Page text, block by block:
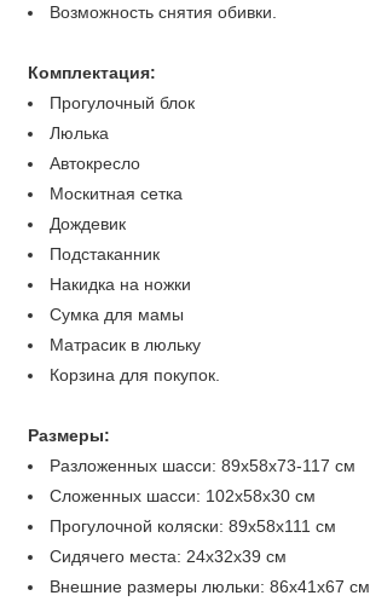
Возможность снятия обивки.
Комплектация:
Прогулочный блок
Люлька
Автокресло
Москитная сетка
Дождевик
Подстаканник
Накидка на ножки
Сумка для мамы
Матрасик в люльку
Корзина для покупок.
Размеры:
Разложенных шасси: 89х58х73-117 см
Сложенных шасси: 102х58х30 см
Прогулочной коляски: 89х58х111 см
Сидячего места: 24х32х39 см
Внешние размеры люльки: 86х41x67 см